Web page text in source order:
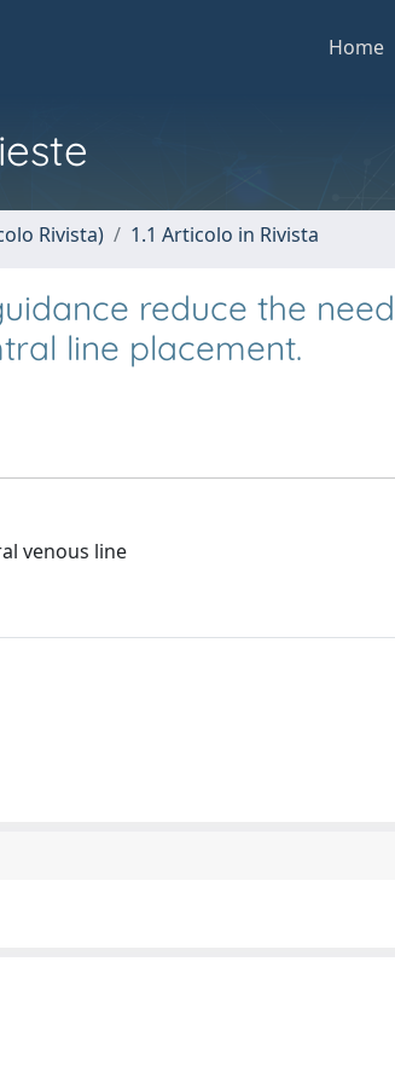
Home
Rivista) 1.1 Articolo in Rivista
reduce the
line placement.
venous line